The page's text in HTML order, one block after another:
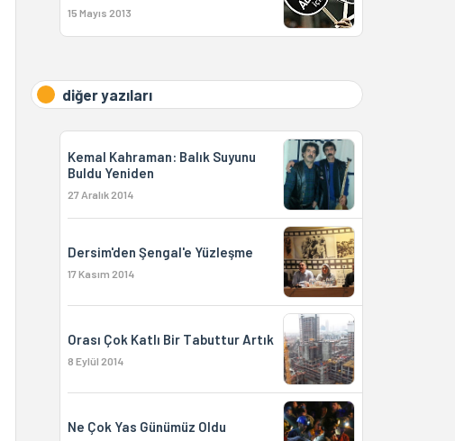
15 Mayıs 2013
diğer yazıları
Kemal Kahraman: Balık Suyunu
Buldu Yeniden
27 Aralık 2014
Dersim'den Şengal'e Yüzleşme
17 Kasım 2014
Orası Çok Katlı Bir Tabuttur Artık
8 Eylül 2014
Ne Çok Yas Günümüz Oldu